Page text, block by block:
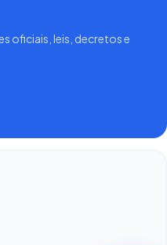
oficiais, leis, decretos e